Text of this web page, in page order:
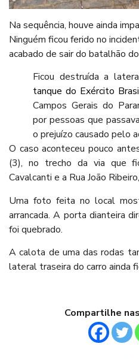
Na sequência, houve ainda
Ninguém ficou ferido no
acabado de sair do batalhão
Ficou destruída a
tanque do Exército
Campos Gerais do
por pessoas que
o prejuízo causado pelo
O caso aconteceu pouco
(3), no trecho da via que
Cavalcanti e a Rua João
Uma foto feita no local
arrancada. A porta dianteira
foi quebrado.
A calota de uma das rodas
lateral traseira do carro ainda
Compartilhe